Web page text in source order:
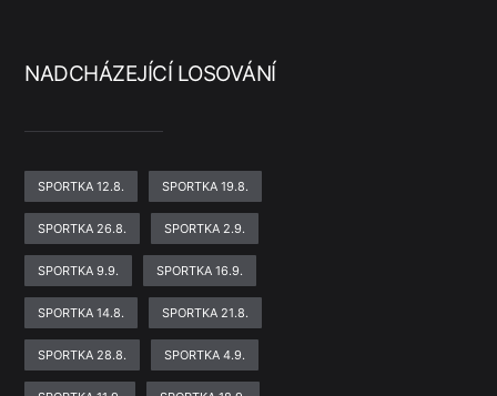
NADCHÁZEJÍCÍ LOSOVÁNÍ
SPORTKA 12.8. SPORTKA 19.8.
SPORTKA 26.8. SPORTKA 2.9.
SPORTKA 9.9. SPORTKA 16.9.
SPORTKA 14.8. SPORTKA 21.8.
SPORTKA 28.8. SPORTKA 4.9.